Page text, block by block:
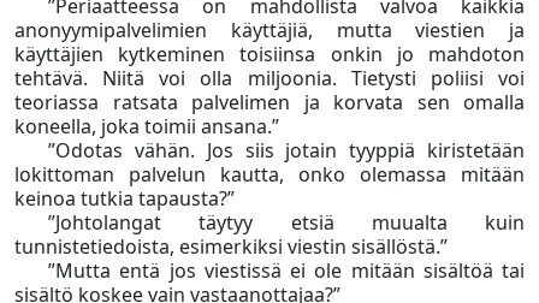
”Periaatteessa on mahdollista valvoa kaikkia
anonyymipalvelimien käyttäjiä, mutta viestien ja
käyttäjien kytkeminen toisiinsa onkin jo mahdoton
tehtävä. Niitä voi olla miljoonia. Tietysti poliisi voi
teoriassa ratsata palvelimen ja korvata sen omalla
koneella, joka toimii ansana.”
”Odotas vähän. Jos siis jotain tyyppiä kiristetään
lokittoman palvelun kautta, onko olemassa mitään
keinoa tutkia tapausta?”
”Johtolangat täytyy etsiä muualta kuin
tunnistetiedoista, esimerkiksi viestin sisällöstä.”
”Mutta entä jos viestissä ei ole mitään sisältöä tai
sisältö koskee vain vastaanottajaa?”